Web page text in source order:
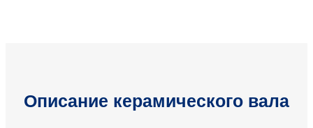
Описание керамического вала